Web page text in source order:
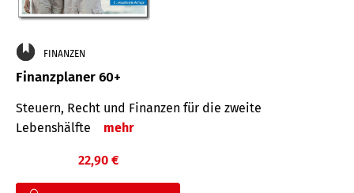
FINANZEN
Finanzplaner 60+
Steuern, Recht und Finanzen für die zweite
Lebenshälfte
mehr
22,90 €